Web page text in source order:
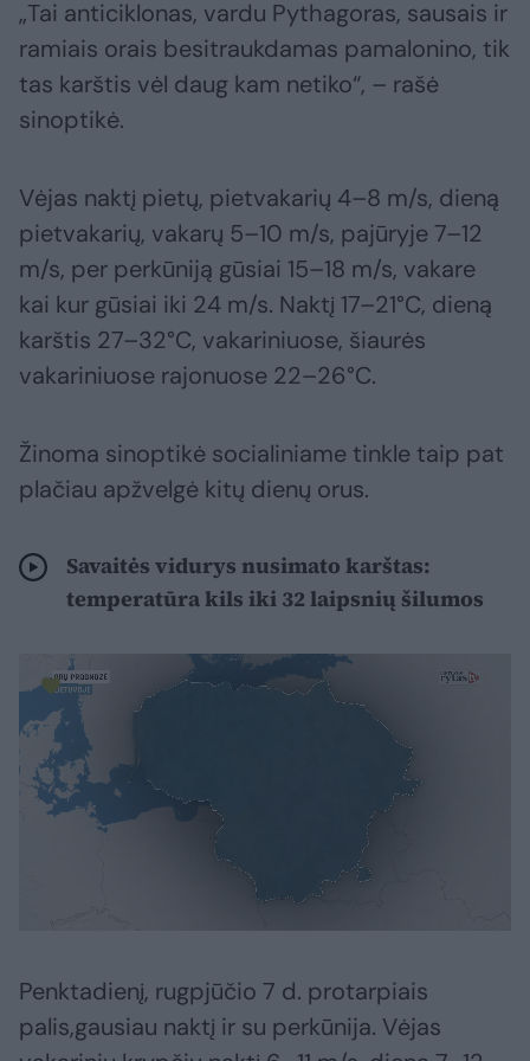
„Tai anticiklonas, vardu Pythagoras, sausais ir
ramiais orais besitraukdamas pamalonino, tik
tas karštis vėl daug kam netiko“, – rašė
sinoptikė.
Vėjas naktį pietų, pietvakarių 4–8 m/s, dieną
pietvakarių, vakarų 5–10 m/s, pajūryje 7–12
m/s, per perkūniją gūsiai 15–18 m/s, vakare
kai kur gūsiai iki 24 m/s. Naktį 17–21°C, dieną
karštis 27–32°C, vakariniuose, šiaurės
vakariniuose rajonuose 22–26°C.
Žinoma sinoptikė socialiniame tinkle taip pat
plačiau apžvelgė kitų dienų orus.
Savaitės vidurys nusimato karštas:
temperatūra kils iki 32 laipsnių šilumos
Penktadienį, rugpjūčio 7 d. protarpiais
palis,gausiau naktį ir su perkūnija. Vėjas